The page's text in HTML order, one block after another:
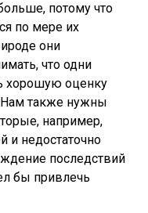
потому что
по мере их
они
что одни
хорошую оценку
Нам также нужны
например,
недостаточно
последствий
бы привлечь